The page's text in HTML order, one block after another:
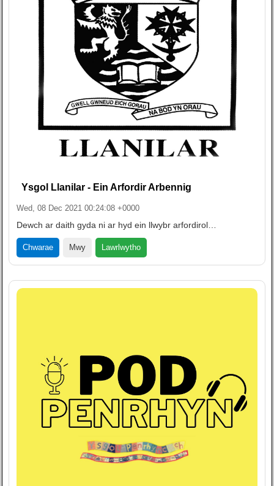
Ysgol Llanilar - Ein Arfordir Arbennig
Wed, 08 Dec 2021 00:24:08 +0000
Dewch ar daith gyda ni ar hyd ein llwybr arfordirol…
Chwarae Mwy Lawrlwytho